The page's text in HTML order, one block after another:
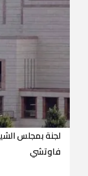
لجنة بمجلس
فاوتشي